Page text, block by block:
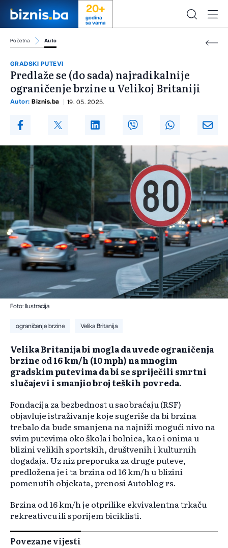
20+
godina
sa vama
Početna Auto
GRADSKI PUTEVI
Predlaže se (do sada) najradikalnije
ograničenje brzine u Velikoj Britaniji
Autor: Biznis.ba 19. 05. 2025.
Foto: Ilustracija
ograničenje brzine Velika Britanija
Velika Britanija bi mogla da uvede ograničenja
brzine od 16 km/h (10 mph) na mnogim
gradskim putevima da bi se spriječili smrtni
slučajevi i smanjio broj teških povreda.
Fondacija za bezbednost u saobraćaju (RSF)
objavluje istraživanje koje sugeriše da bi brzina
trebalo da bude smanjena na najniži mogući nivo na
svim putevima oko škola i bolnica, kao i onima u
blizini velikih sportskih, društvenih i kulturnih
događaja. Uz niz preporuka za druge puteve,
predložena je i ta brzina od 16 km/h u blizini
pomenutih objekata, prenosi Autoblog rs.
Brzina od 16 km/h je otprilike ekvivalentna trkaču
rekreativcu ili sporijem biciklisti.
Povezane vijesti